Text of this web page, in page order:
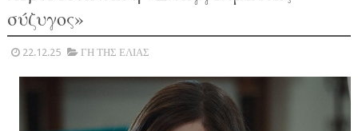
σύζυγος»
22.12.25 ΓΗ ΤΗΣ ΕΛΙΑΣ